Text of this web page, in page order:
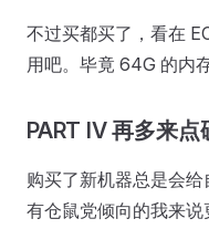
不过买都买了，看在
用吧。毕竟 64G 的内
PART IV 再多来点
购买了新机器总是会
有仓鼠党倾向的我来